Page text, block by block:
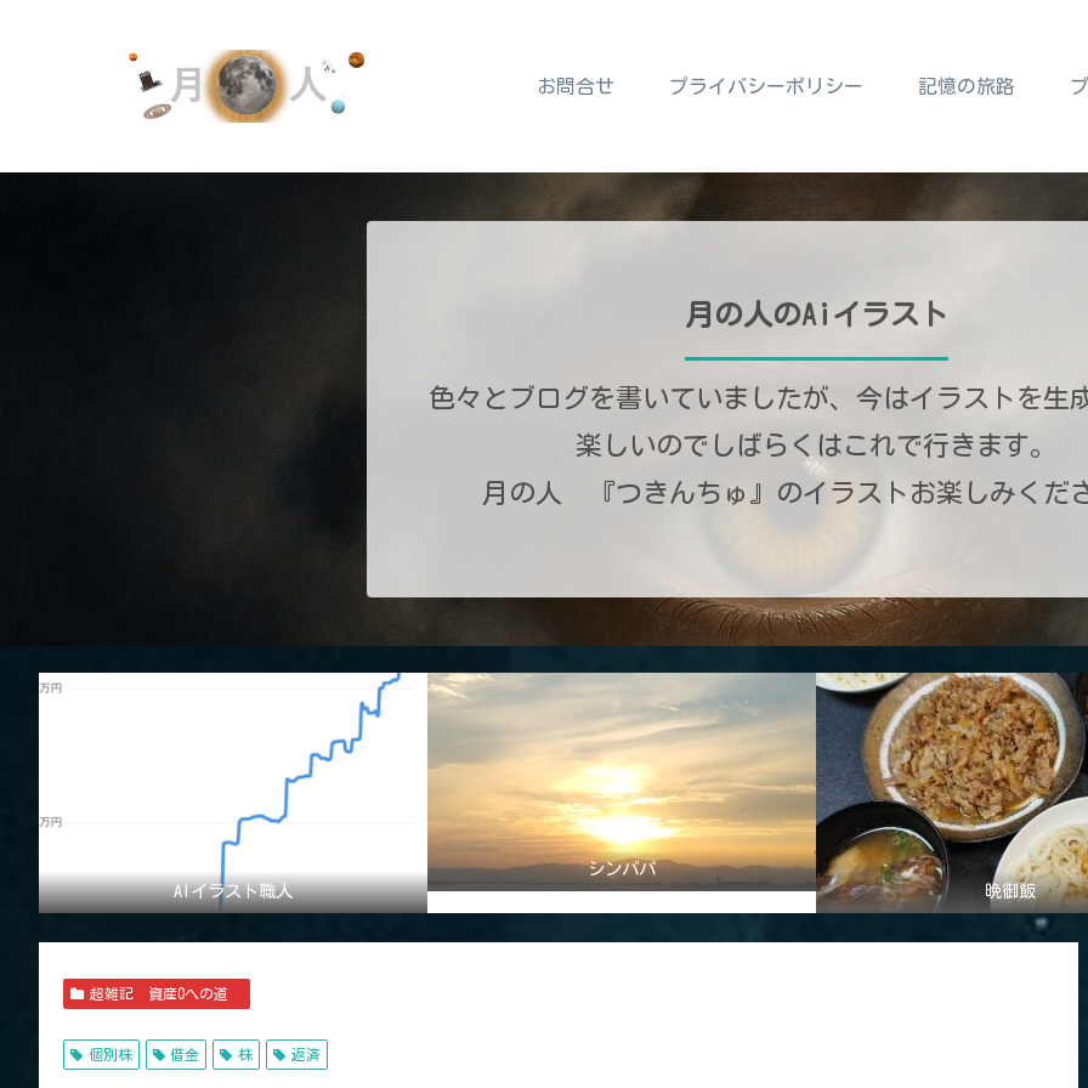
お問合せ プライバシーポリシー 記憶の旅路
月の人のAiイラスト
色々とブログを書いていましたが、今はイラストを生
楽しいのでしばらくはこれで行きます。
月の人 『つきんちゅ』のイラストお楽しみくだ
AIイラスト職人
シンパパ
晩御飯
超雑記 資産0への道
個別株 借金 株 返済